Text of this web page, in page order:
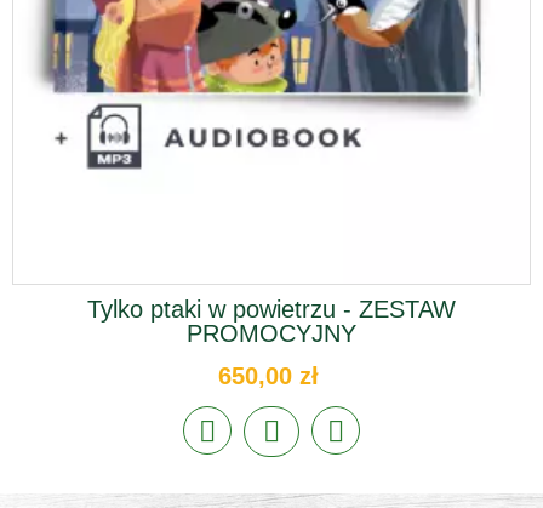
Tylko ptaki w powietrzu - ZESTAW
PROMOCYJNY
650,00 zł